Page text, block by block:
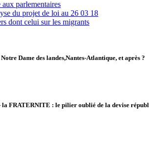
parlementaires
du projet de loi au 26 03 18
dont celui sur les migrants
Dame des landes,Nantes-Atlantique, et après ?
FRATERNITE : le pilier oublié de la devise